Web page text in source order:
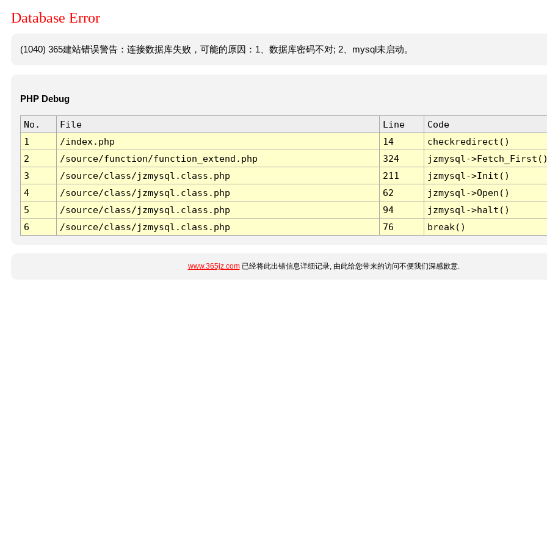
Database Error
(1040) 365建站错误警告：连接数据库失败，可能的原因：1、数据库密码不对; 2、mysql未启动。
PHP Debug
No. File Line
Code
1
/index.php 14
checkredirect()
2
/source/function/function_extend.php 324
jzmysql-
3
/source/class/jzmysql.class.php 211
jzmysql->Init()
4
/source/class/jzmysql.class.php 62
jzmysql->Open()
5
/source/class/jzmysql.class.php 94
jzmysql->halt()
6
/source/class/jzmysql.class.php 76 break()
www.365jz.com已经将此出错信息详细记录, 由此给您带来的访问不便我们深感歉意.